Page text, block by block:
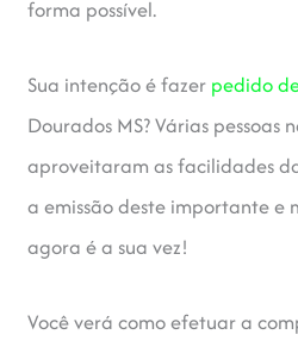
forma possível.
Sua intenção é fazer pedido
Dourados MS? Várias pessoas
aproveitaram as facilidades
a emissão deste importante e
agora é a sua vez!
Você verá como efetuar a